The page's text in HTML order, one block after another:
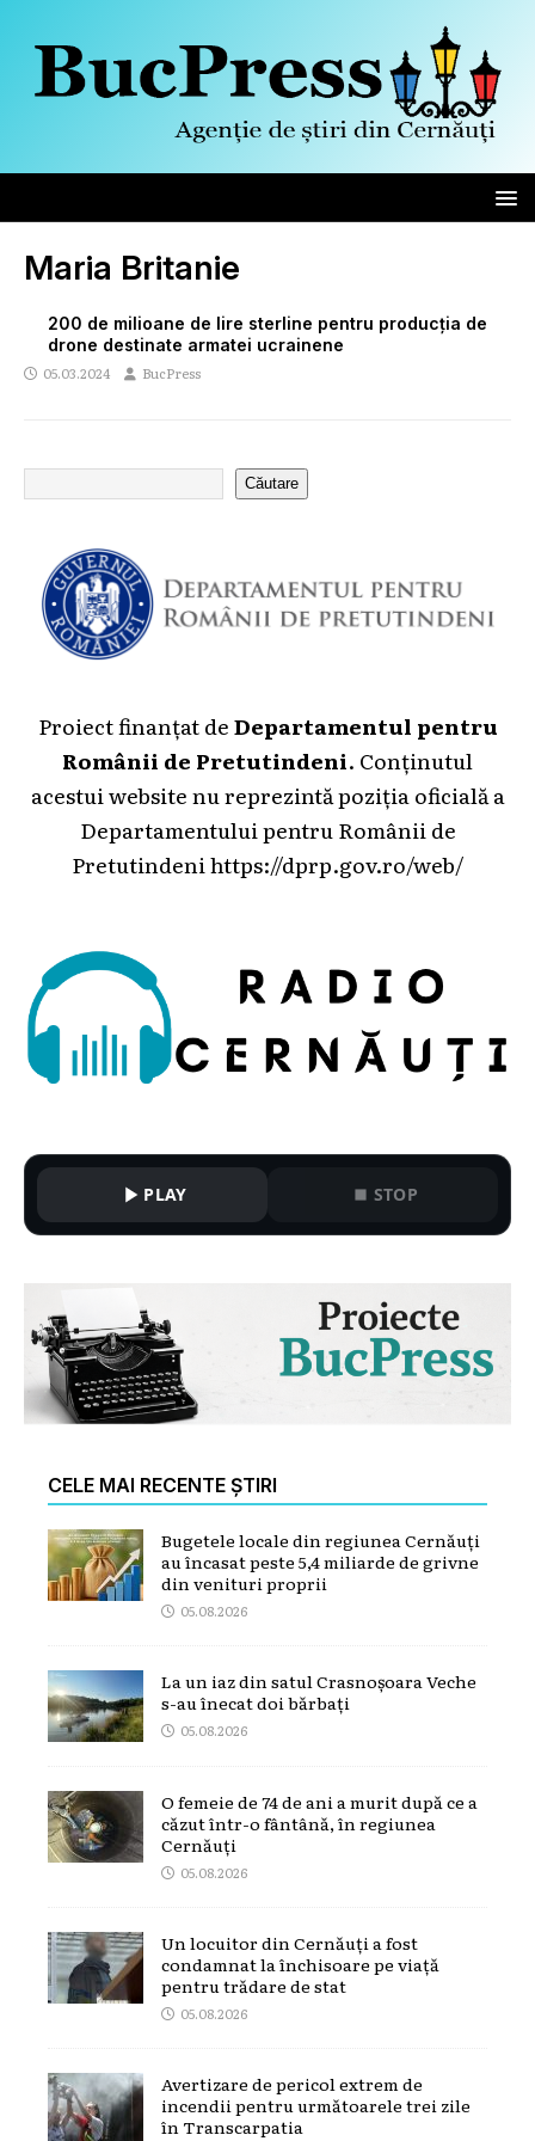
Maria Britanie
200 de milioane de lire sterline pentru producția de
drone destinate armatei ucrainene
05.03.2024 BucPress
Căutare
Proiect finanțat deDepartamentul pentru
Românii de Pretutindeni. Conținutul
acestui website nu reprezintă poziția oficială a
Departamentului pentru Românii de
Pretutindeni https://dprp.gov.ro/web/
PLAY STOP
CELE MAI RECENTE ȘTIRI
Bugetele locale din regiunea Cernăuți
au încasat peste 5,4 miliarde de grivne
din venituri proprii
05.08.2026
La un iaz din satul Crasnoșoara Veche
s-au înecat doi bărbați
05.08.2026
O femeie de 74 de ani a murit după ce a
căzut într-o fântână, în regiunea
Cernăuți
05.08.2026
Un locuitor din Cernăuți a fost
condamnat la închisoare pe viață
pentru trădare de stat
05.08.2026
Avertizare de pericol extrem de
incendii pentru următoarele trei zile
în Transcarpatia